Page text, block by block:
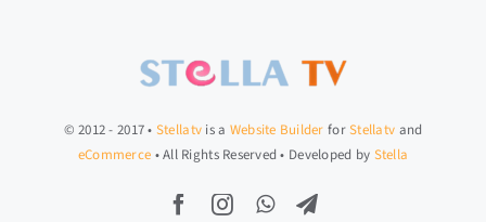
© 2012 - 2017 • Stellatv is a Website Builder forStellatv and
eCommerce • All Rights Reserved • Developed by Stella